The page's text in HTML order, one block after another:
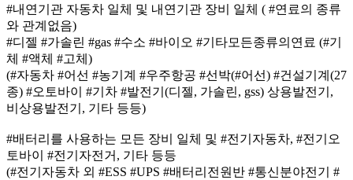
#내연기관 자동차 일체 및 내연기관 장비 일체 ( #연료의 종류
와 관계없음)
#디젤 #가솔린 #gas #수소 #바이오 #기타모든종류의연료 (#기
체 #액체 #고체)
(#자동차 #어선 #농기계 #우주항공 #선박(#어선) #건설기계(27
종) #오토바이 #기차 #발전기(디젤, 가솔린, gss) 상용발전기,
비상용발전기, 기타 등등)
#배터리를 사용하는 모든 장비 일체 및 #전기자동차, #전기오
토바이 #전기자전거, 기타 등등
(#전기자동차 외 #ESS #UPS #배터리전원반 #통신분야전기 #